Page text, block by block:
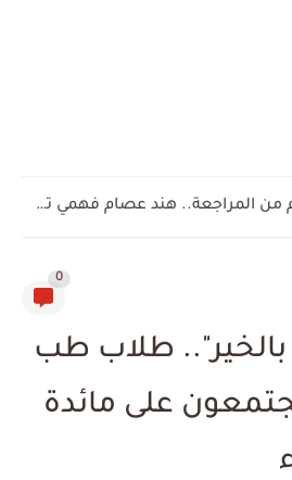
بعد عام من المراجعة.. هند عصام فهمي تجتاز السرد الكامل...
0
طلاب طب
على مائدة